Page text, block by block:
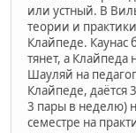
или устный. В
теории и
Клайпеде. Каунас
тянет, а
Шауляй на
Клайпеде, даётся
3 пары в неделю)
семестре на